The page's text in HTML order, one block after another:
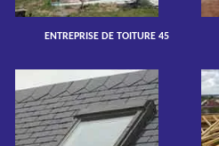
ENTREPRISE DE TOITURE 45